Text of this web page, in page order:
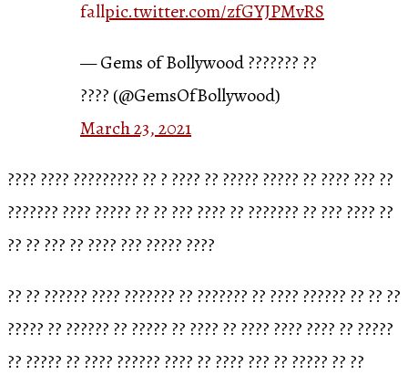
fallpic.twitter.com/zfGYJPMvRS
— Gems of Bollywood ??????? ??
???? (@GemsOfBollywood)
March 23, 2021
???? ???? ????????? ?? ? ???? ?? ????? ????? ?? ???? ??? ??
??????? ???? ????? ?? ?? ??? ???? ?? ??????? ?? ??? ???? ??
?? ?? ??? ?? ???? ??? ????? ????
?? ?? ?????? ???? ??????? ?? ??????? ?? ???? ?????? ?? ?? ??
????? ?? ?????? ?? ????? ?? ???? ?? ???? ???? ???? ?? ?????
?? ????? ?? ???? ?????? ???? ?? ???? ??? ?? ????? ?? ??